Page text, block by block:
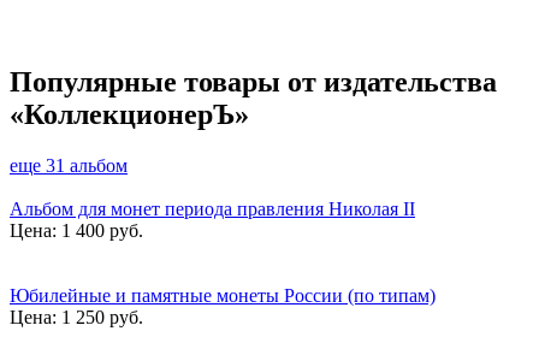
Популярные товары от издательства
«КоллекционерЪ»
еще 31 альбом
Альбом для монет периода правления Николая II
Цена: 1 400 руб.
Юбилейные и памятные монеты России (по типам)
Цена: 1 250 руб.